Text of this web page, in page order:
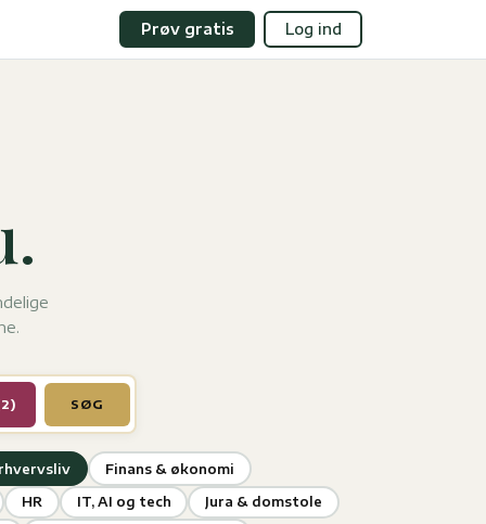
Prøv gratis Log ind
SØG
Finans & økonomi
HR IT, AI og tech
Jura & domstole